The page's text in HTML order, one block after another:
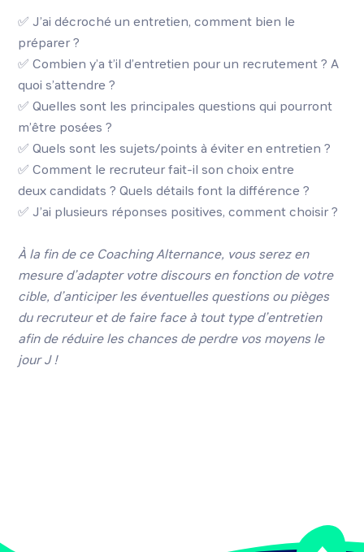
✅ J’ai décroché un entretien, comment bien le
préparer ?
✅ Combien y’a t’il d’entretien pour un recrutement ? A
quoi s’attendre ?
✅ Quelles sont les principales questions qui pourront
m’être posées ?
✅ Quels sont les sujets/points à éviter en entretien ?
✅ Comment le recruteur fait-il son choix entre
deux candidats ? Quels détails font la différence ?
✅ J’ai plusieurs réponses positives, comment choisir ?
À la fin de ce Coaching Alternance, vous serez en
mesure d’adapter votre discours en fonction de votre
cible, d’anticiper les éventuelles questions ou pièges
du recruteur et de faire face à tout type d’entretien
afin de réduire les chances de perdre vos moyens le
jour J !